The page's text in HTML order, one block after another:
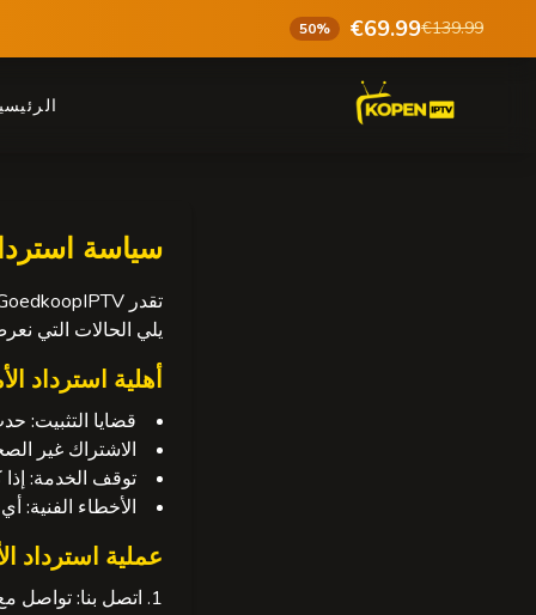
€139.99
€69.99
50%
سياسة
يلي الحالات التي
أهلية استرداد
قضايا التثبيت:
الاشتراك غير
توقف الخدمة:
الأخطاء الفنية:
عملية استرداد
اتصل بنا:تواصل